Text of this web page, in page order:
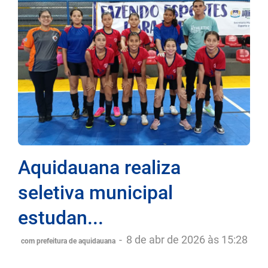
Aquidauana realiza
seletiva municipal
estudan...
com prefeitura de aquidauana - 8 de abr de 2026 às 15:28